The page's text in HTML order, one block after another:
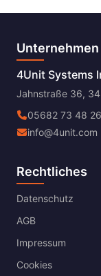
Unternehmen
4Unit Systems
Jahnstraße 36,
05682 73 48 26
info@4unit.com
Rechtliches
Datenschutz
AGB
Impressum
Cookies